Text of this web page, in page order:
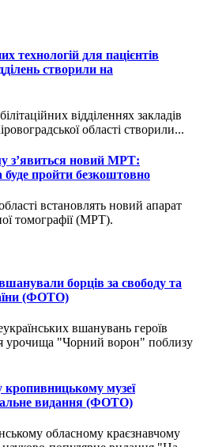
технологій для пацієнтів
створили на
відділеннях закладів
області створили...
з’явиться новий МРТ:
пройти безкоштовно
встановлять новий апарат
томографії (МРТ).
борців за свободу та
(ФОТО)
вшанувань героїв
урочища "Чорний ворон" поблизу
кропивницькому музеї
видання (ФОТО)
обласному краєзнавчому